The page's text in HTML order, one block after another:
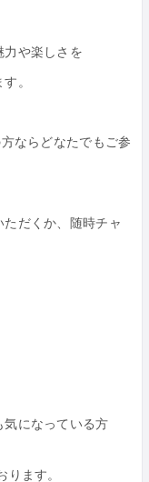
力や楽しさを
。
ならどなたでもご参
だくか、随時チャ
になっている方
ます。